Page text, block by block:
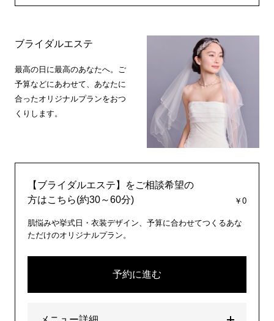
ブライダルエステ
最高の日に最高のあなたへ。ご
予算などにあわせて、あなたに
合ったオリジナルプランをおつ
くりします。
【ブライダルエステ】をご相談希望の
方はこちら(約30～60分)
￥0
肌悩みや挙式日・衣装デザイン、予算に合わせてつくるあな
ただけのオリジナルプラン。
予約に進む